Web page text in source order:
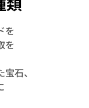
122,000
を
を
石、